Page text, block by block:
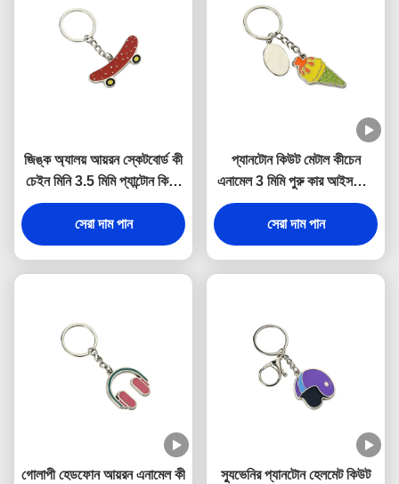
জিঙ্ক অ্যালয় আয়রন স্কেটবোর্ড কী
চেইন মিনি 3.5 মিমি প্যান্টোন কিউট
স্যুভেনির উপহার
সেরা দাম পান
প্যানটোন কিউট মেটাল কীচেন
এনামেল 3 মিমি পুরু কার আইসক্রিম
কীচেন জিঙ্ক অ্যালয়
সেরা দাম পান
গোলাপী হেডফোন আয়রন এনামেল কী
স্যুভেনির প্যানটোন হেলমেট কিউট